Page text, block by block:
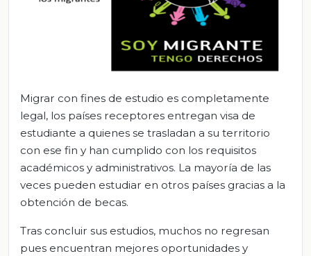
Migrar con fines de estudio es completamente
legal, los países receptores entregan visa de
estudiante a quienes se trasladan a su territorio
con ese fin y han cumplido con los requisitos
académicos y administrativos. La mayoría de las
veces pueden estudiar en otros países gracias a la
obtención de becas.
Tras concluir sus estudios, muchos no regresan
pues encuentran mejores oportunidades y